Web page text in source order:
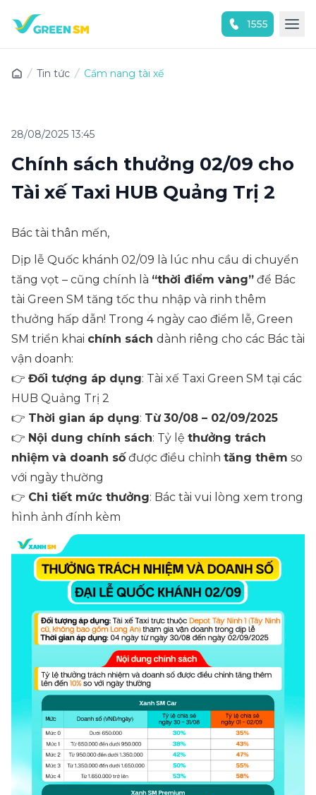
1555
Tin tức Cẩm nang tài xế
28/08/2025 13:45
Chính sách thưởng 02/09 cho
Tài xế Taxi HUB Quảng Trị 2
Bác tài thân mến,
Dịp lễ Quốc khánh 02/09 là lúc nhu cầu di chuyển
tăng vọt – cũng chính là “thời điểm vàng” để Bác
tài Green SM tăng tốc thu nhập và rinh thêm
thưởng hấp dẫn! Trong 4 ngày cao điểm lễ, Green
SM triển khai chính sách dành riêng cho các Bác tài
vận doanh:
👉 Đối tượng áp dụng: Tài xế Taxi Green SM tại các
HUB Quảng Trị 2
👉 Thời gian áp dụng: Từ 30/08 – 02/09/2025
👉 Nội dung chính sách: Tỷ lệ thưởng trách
nhiệm và doanh sốđược điều chỉnh tăng thêm so
với ngày thường
👉 Chi tiết mức thưởng: Bác tài vui lòng xem trong
hình ảnh đính kèm